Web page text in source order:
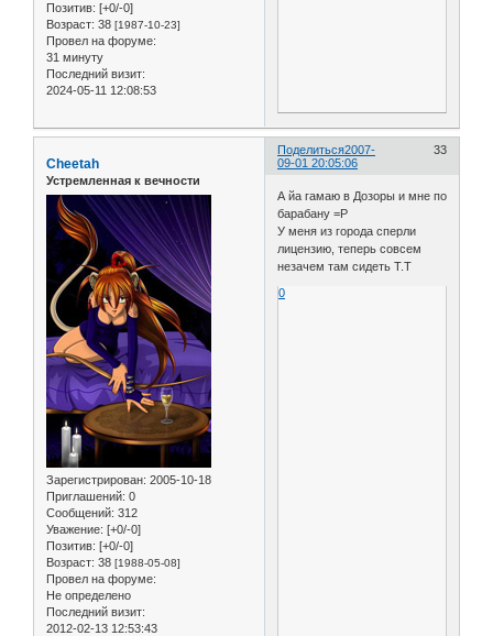
Позитив: [+0/-0]
Возраст: 38 [1987-10-23]
Провел на форуме:
31 минуту
Последний визит:
2024-05-11 12:08:53
Поделиться 33
2007-
09-01 20:05:06
Cheetah
Устремленная к вечности
Зарегистрирован: 2005-10-18
Приглашений: 0
Сообщений: 312
Уважение: [+0/-0]
Позитив: [+0/-0]
Возраст: 38 [1988-05-08]
Провел на форуме:
Не определено
Последний визит:
2012-02-13 12:53:43
А йа гамаю в Дозоры и мне по
барабану =Р
У меня из города сперли
лицензию, теперь совсем
незачем там сидеть Т.Т
0